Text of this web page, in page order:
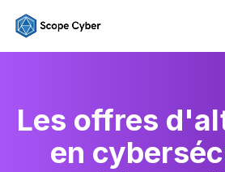
Les offres
en